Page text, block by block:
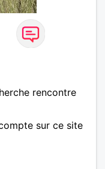
rencontre
sur ce site